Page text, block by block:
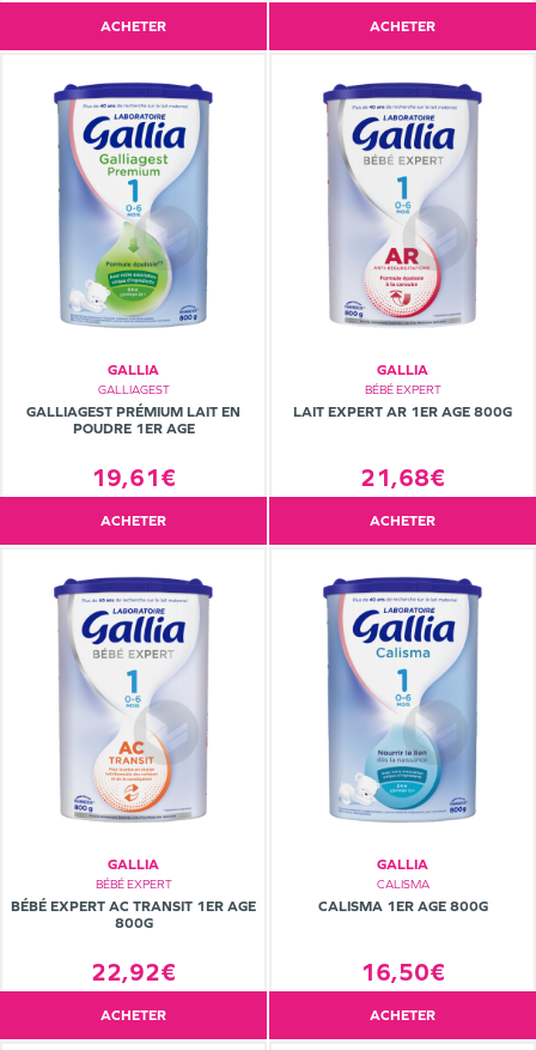
ACHETER ACHETER
GALLIA
GALLIAGEST
GALLIAGEST PRÉMIUM LAIT EN
POUDRE 1ER AGE
19,61€
ACHETER
GALLIA
BÉBÉ EXPERT
LAIT EXPERT AR 1ER AGE 800G
21,68€
ACHETER
GALLIA
BÉBÉ EXPERT
BÉBÉ EXPERT AC TRANSIT 1ER AGE
800G
22,92€
ACHETER
GALLIA
CALISMA
CALISMA 1ER AGE 800G
16,50€
ACHETER